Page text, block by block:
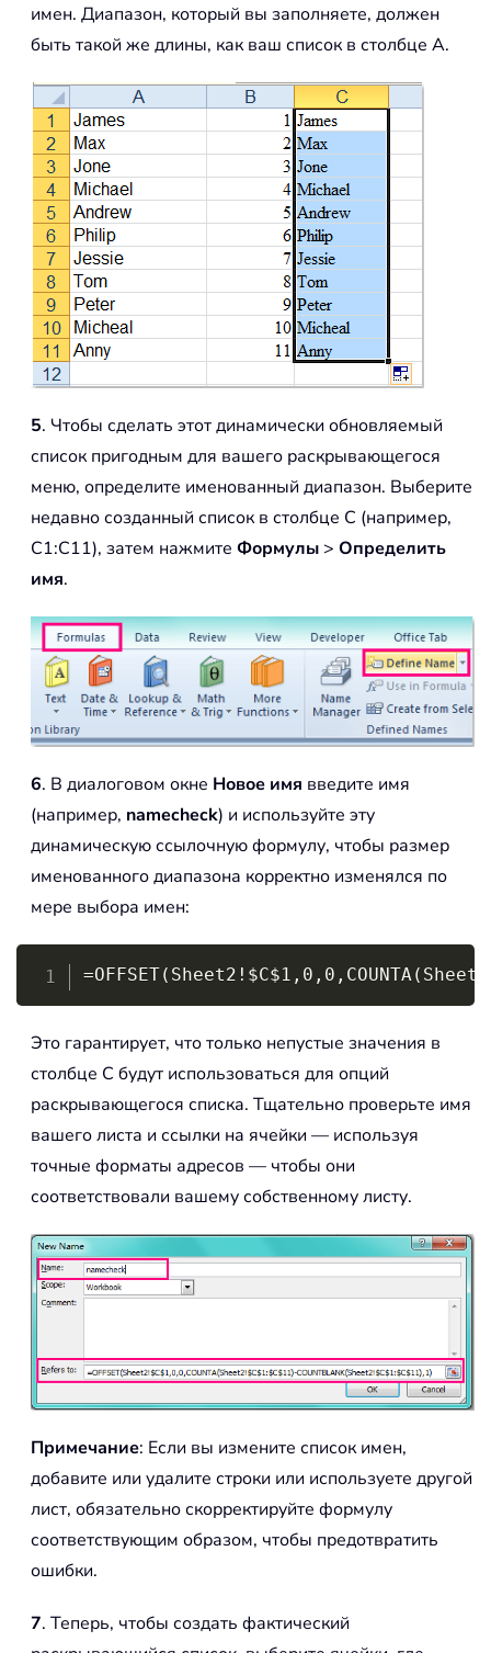
имен. Диапазон, который вы заполняете, должен
быть такой же длины, как ваш список в столбце A.
5. Чтобы сделать этот динамически обновляемый
список пригодным для вашего раскрывающегося
меню, определите именованный диапазон. Выберите
недавно созданный список в столбце C (например,
C1:C11), затем нажмите Формулы > Определить
имя.
6. В диалоговом окне Новое имя введите имя
(например, namecheck) и используйте эту
динамическую ссылочную формулу, чтобы размер
именованного диапазона корректно изменялся по
мере выбора имен:
Copy
Это гарантирует, что только непустые значения в
столбце C будут использоваться для опций
раскрывающегося списка. Тщательно проверьте имя
вашего листа и ссылки на ячейки — используя
точные форматы адресов — чтобы они
соответствовали вашему собственному листу.
Примечание: Если вы измените список имен,
добавите или удалите строки или используете другой
лист, обязательно скорректируйте формулу
соответствующим образом, чтобы предотвратить
ошибки.
7. Теперь, чтобы создать фактический